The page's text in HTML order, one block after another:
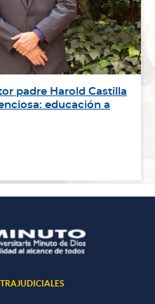
padre Harold Castilla
educación a